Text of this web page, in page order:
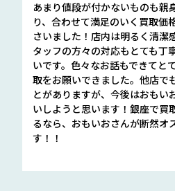
あまり値段が付かないものも親
り、合わせて満足のいく買取価
さいました！店内は明るく清潔
タッフの方々の対応もとても丁
いです。色々なお話もできてと
取をお願いできました。他店で
とがありますが、今後はおもい
いしようと思います！銀座で買
るなら、おもいおさんが断然オ
す！！